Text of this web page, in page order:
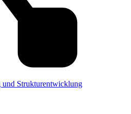
und Strukturentwicklung